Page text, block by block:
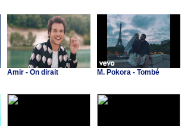
Amir - On dirait M. Pokora - Tombé